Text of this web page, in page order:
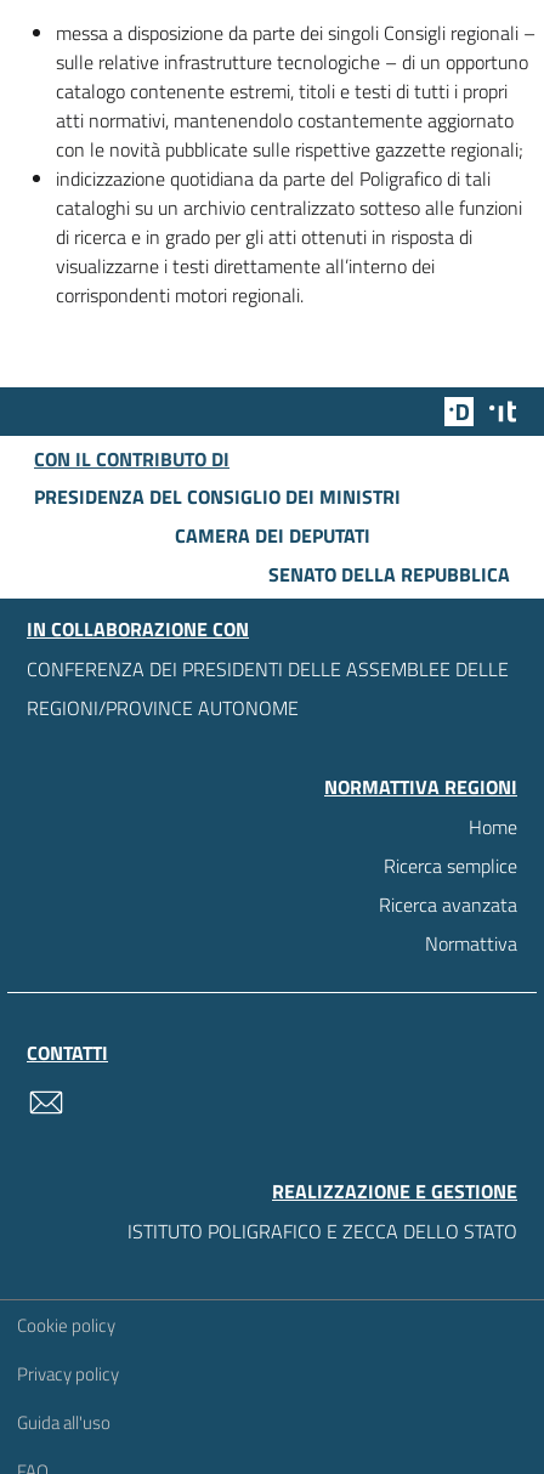
messa a disposizione da parte dei singoli Consigli regionali –
sulle relative infrastrutture tecnologiche – di un opportuno
catalogo contenente estremi, titoli e testi di tutti i propri
atti normativi, mantenendolo costantemente aggiornato
con le novità pubblicate sulle rispettive gazzette regionali;
indicizzazione quotidiana da parte del Poligrafico di tali
cataloghi su un archivio centralizzato sotteso alle funzioni
di ricerca e in grado per gli atti ottenuti in risposta di
visualizzarne i testi direttamente all’interno dei
corrispondenti motori regionali.
Team
CON IL CONTRIBUTO DI
PRESIDENZA DEL CONSIGLIO DEI MINISTRI
CAMERA DEI DEPUTATI
SENATO DELLA REPUBBLICA
IN COLLABORAZIONE CON
CONFERENZA DEI PRESIDENTI DELLE ASSEMBLEE DELLE
REGIONI/PROVINCE AUTONOME
NORMATTIVA REGIONI
Home
Ricerca semplice
Ricerca avanzata
Normattiva
CONTATTI
REALIZZAZIONE E GESTIONE
ISTITUTO POLIGRAFICO E ZECCA DELLO STATO
Sezione Link Utili
Cookie policy
Privacy policy
Guida all'uso